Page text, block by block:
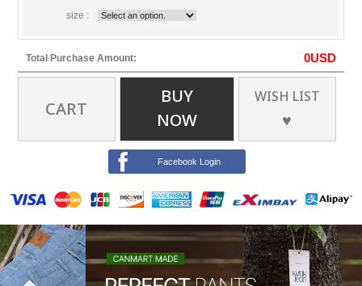
size :
Total Purchase Amount: 0USD
CART
BUY
NOW
WISH LIST
♥
Facebook Login